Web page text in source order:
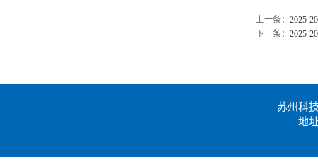
上一条： 2025-
下一条： 2025-
苏州科
地